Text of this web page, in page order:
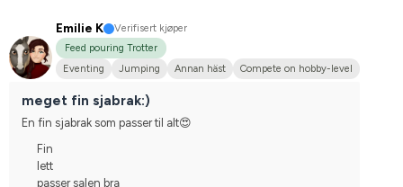
Emilie K
Verifisert kjøper
Feed pouring Trotter
Eventing
Jumping Annan häst Compete on hobby-level
meget fin sjabrak:)
En fin sjabrak som passer til alt😍
Fin
lett
passer salen bra